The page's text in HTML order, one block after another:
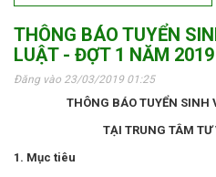
THÔNG BÁO TUYỂN
LUẬT - ĐỢT 1 NĂM 2019
Đăng vào 23/03/2019 01:25
THÔNG BÁO TUYỂN SINH
TẠI TRUNG TÂM
1. Mục tiêu